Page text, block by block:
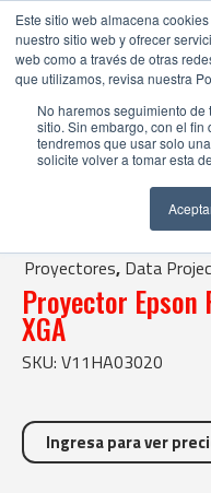
Este sitio web almacena
nuestro sitio web y ofrecer
web como a través de otras
que utilizamos, revisa nuestra
No haremos seguimiento
sitio. Sin embargo, con el fin
tendremos que usar solo
solicite volver a tomar esta
| Proyector Epson
Proyectores, Data
Proyector Epson
XGA
SKU: V11HA03020
Ingresa para ver